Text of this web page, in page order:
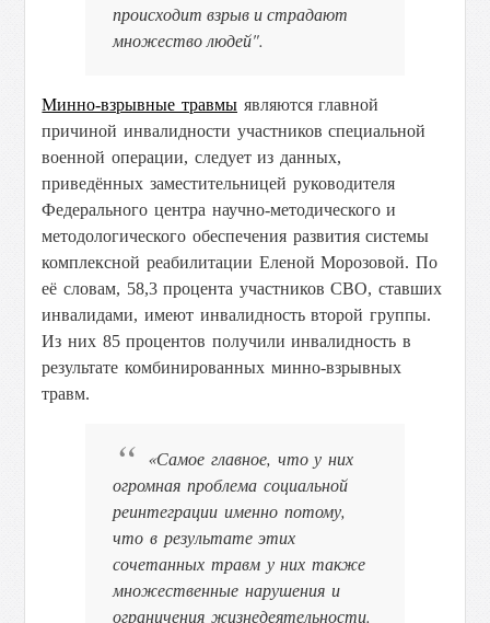
происходит взрыв и страдают
множество людей".
Минно-взрывные травмы являются главной
причиной инвалидности участников специальной
военной операции, следует из данных,
приведённых заместительницей руководителя
Федерального центра научно-методического и
методологического обеспечения развития системы
комплексной реабилитации Еленой Морозовой. По
её словам, 58,3 процента участников СВО, ставших
инвалидами, имеют инвалидность второй группы.
Из них 85 процентов получили инвалидность в
результате комбинированных минно-взрывных
травм.
«Самое главное, что у них
огромная проблема социальной
реинтеграции именно потому,
что в результате этих
сочетанных травм у них также
множественные нарушения и
ограничения жизнедеятельности.